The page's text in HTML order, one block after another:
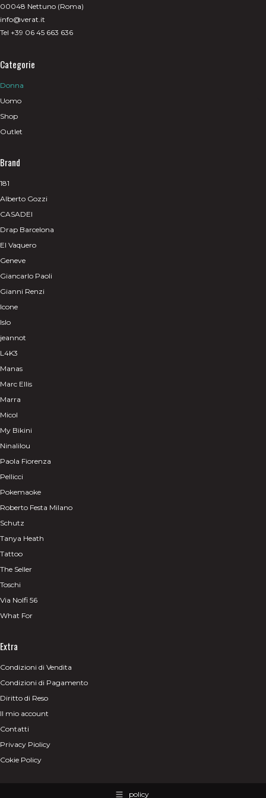
00048 Nettuno (Roma)
info@verat.it
Tel +39 06 45 663 636
Categorie
Donna
Uomo
Shop
Outlet
Brand
181
Alberto Gozzi
CASADEI
Drap Barcelona
El Vaquero
Geneve
Giancarlo Paoli
Gianni Renzi
Icone
Islo
jeannot
L4K3
Manas
Marc Ellis
Marra
Micol
My Bikini
Ninalilou
Paola Fiorenza
Pellicci
Pokemaoke
Roberto Festa Milano
Schutz
Tanya Heath
Tattoo
The Seller
Toschi
Via Nolfi 56
What For
Extra
Condizioni di Vendita
Condizioni di Pagamento
Diritto di Reso
Il mio account
Contatti
Privacy Piolicy
Cokie Policy
policy